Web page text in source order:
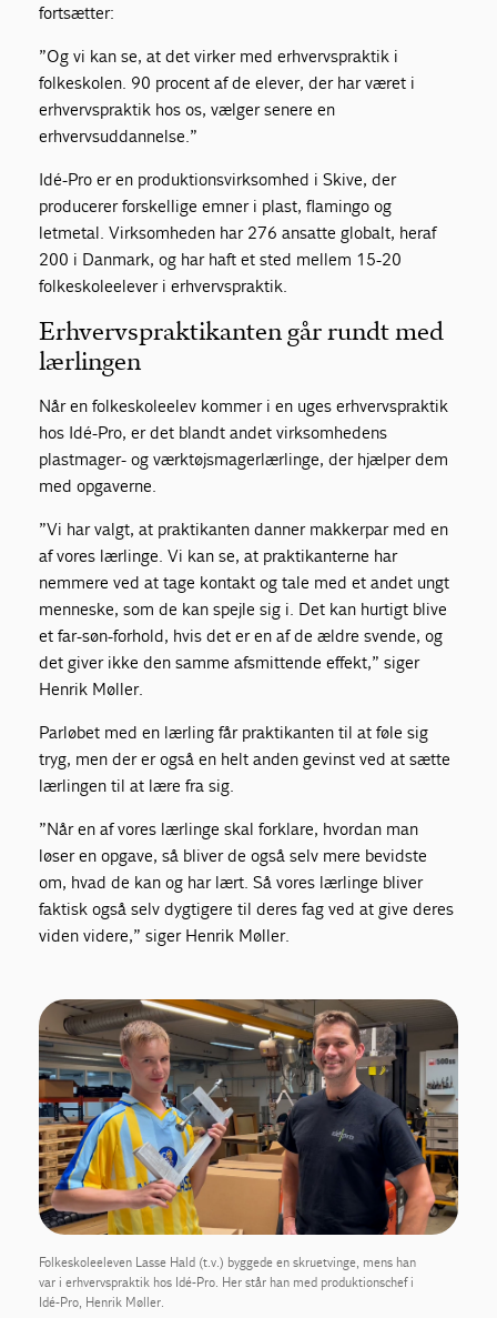
fortsætter:
”Og vi kan se, at det virker med erhvervspraktik i
folkeskolen. 90 procent af de elever, der har været i
erhvervspraktik hos os, vælger senere en
erhvervsuddannelse.”
Idé-Pro er en produktionsvirksomhed i Skive, der
producerer forskellige emner i plast, flamingo og
letmetal. Virksomheden har 276 ansatte globalt, heraf
200 i Danmark, og har haft et sted mellem 15-20
folkeskoleelever i erhvervspraktik.
Erhvervspraktikanten går rundt med
lærlingen
Når en folkeskoleelev kommer i en uges erhvervspraktik
hos Idé-Pro, er det blandt andet virksomhedens
plastmager- og værktøjsmagerlærlinge, der hjælper dem
med opgaverne.
”Vi har valgt, at praktikanten danner makkerpar med en
af vores lærlinge. Vi kan se, at praktikanterne har
nemmere ved at tage kontakt og tale med et andet ungt
menneske, som de kan spejle sig i. Det kan hurtigt blive
et far-søn-forhold, hvis det er en af de ældre svende, og
det giver ikke den samme afsmittende effekt,” siger
Henrik Møller.
Parløbet med en lærling får praktikanten til at føle sig
tryg, men der er også en helt anden gevinst ved at sætte
lærlingen til at lære fra sig.
”Når en af vores lærlinge skal forklare, hvordan man
løser en opgave, så bliver de også selv mere bevidste
om, hvad de kan og har lært. Så vores lærlinge bliver
faktisk også selv dygtigere til deres fag ved at give deres
viden videre,” siger Henrik Møller.
Folkeskoleeleven Lasse Hald (t.v.) byggede en skruetvinge, mens han
var i erhvervspraktik hos Idé-Pro. Her står han med produktionschef i
Idé-Pro, Henrik Møller.